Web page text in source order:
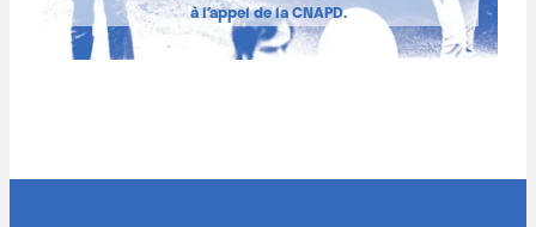
à l’appel de la CNAPD.